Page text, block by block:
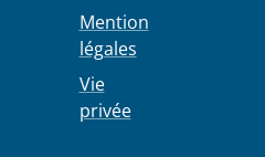
Mention
légales
Vie
privée